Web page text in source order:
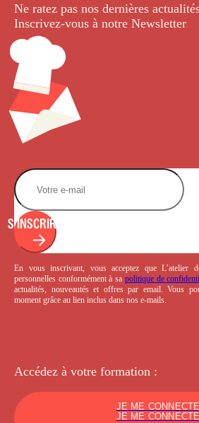
Ne ratez pas nos dernières
Inscrivez-vous à notre Newsletter.
S'INSCRIRE
En vous inscrivant, vous acceptez que L’atelier
personnelles conformément à sa politique de
actualités, nouveautés et offres par email. Vous
moment grâce au lien inclus dans nos e-mails.
Accédez à votre formation :
JE ME CONNECTE
JE ME CONNECTE